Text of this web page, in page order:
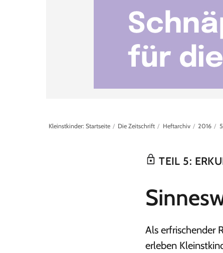
Kleinstkinder: Startseite Die Zeitschrift Heftarchiv 2016
TEIL 5:
:
Als erfrischender
erleben